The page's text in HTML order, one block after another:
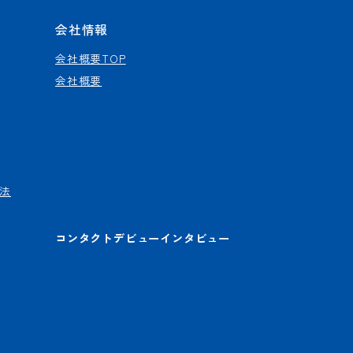
会社情報
会社概要TOP
会社概要
コンタクトデビューインタビュー